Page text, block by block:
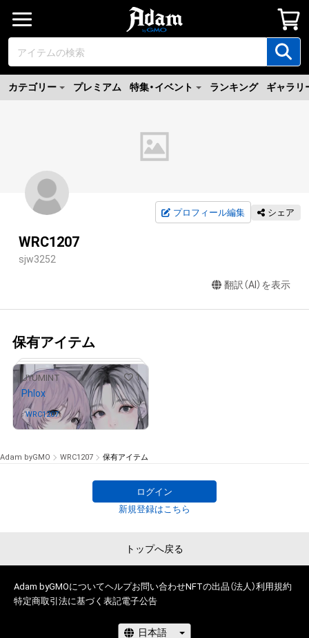
カテゴリー プレミアム 特集・イベント ランキング ギャラリ
プロフィール編集 シェア
WRC1207
sjw3252
翻訳（AI）を表示
保有アイテム
# 4/100
UYUMINT 1
Phlox
WRC1207さんが保有中
Adam byGMO WRC1207 保有アイテム
ログイン
新規登録はこちら
トップへ戻る
Adam byGMOについてヘルプお問い合わせNFTの出品（法人）利用規約
特定商取引法に基づく表記電子公告